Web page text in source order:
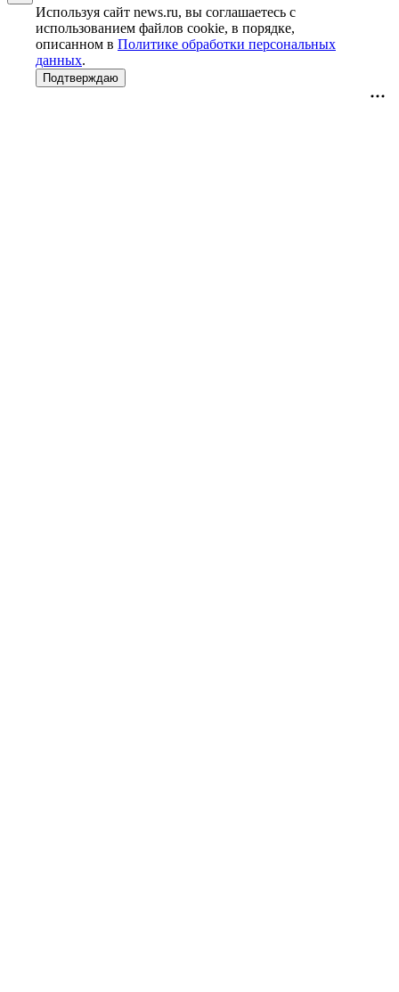
Используя сайт news.ru, вы соглашаетесь с
использованием файлов cookie, в порядке,
описанном в Политике обработки персональных
данных.
Подтверждаю